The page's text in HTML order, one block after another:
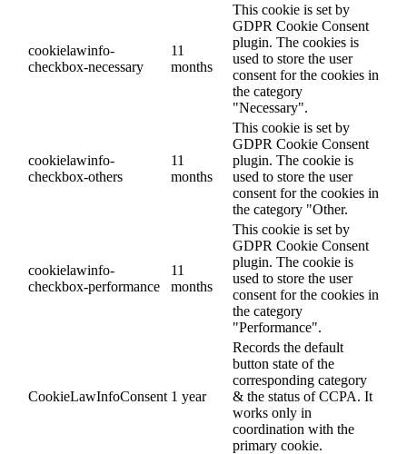
cookielawinfo-
checkbox-necessary
11
months
This cookie is set by
GDPR Cookie Consent
plugin. The cookies is
used to store the user
consent for the cookies in
the category
"Necessary".
cookielawinfo-
checkbox-others
11
months
This cookie is set by
GDPR Cookie Consent
plugin. The cookie is
used to store the user
consent for the cookies in
the category "Other.
cookielawinfo-
checkbox-performance
11
months
This cookie is set by
GDPR Cookie Consent
plugin. The cookie is
used to store the user
consent for the cookies in
the category
"Performance".
CookieLawInfoConsent 1 year
Records the default
button state of the
corresponding category
& the status of CCPA. It
works only in
coordination with the
primary cookie.